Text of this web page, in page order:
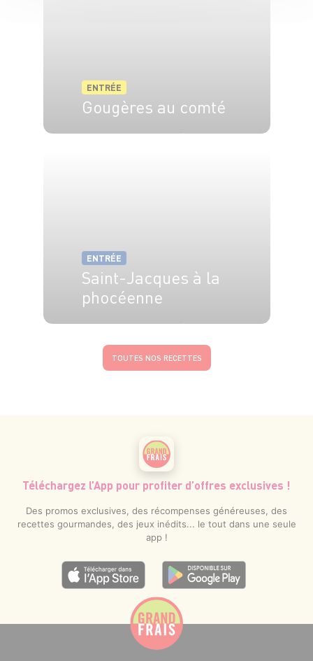
ENTRÉE
Gougères au comté
ENTRÉE
Saint-Jacques à la
phocéenne
TOUTES NOS RECETTES
Téléchargez l’App pour profiter d’offres exclusives !
Des promos exclusives, des récompenses généreuses, des
recettes gourmandes, des jeux inédits... le tout dans une seule
app !